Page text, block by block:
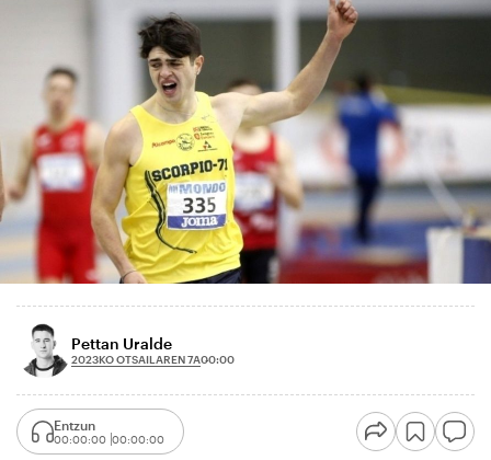
Pettan Uralde
2023KO OTSAILAREN 7A00:00
Entzun
00:00:00 00:00:00